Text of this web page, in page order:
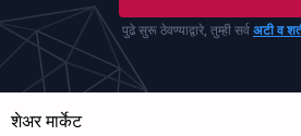
पुढे सुरू ठेवण्याद्वारे, तुम्ही सर्व अटी व
शेअर मार्केट